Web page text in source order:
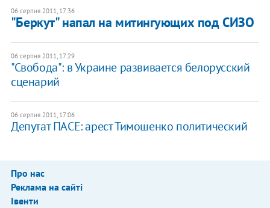
06 серпня 2011, 17:36
"Беркут" напал на митингующих под СИЗО
06 серпня 2011, 17:29
"Свобода": в Украине развивается белорусский
сценарий
06 серпня 2011, 17:06
Депутат ПАCЕ: арест Тимошенко политический
Про нас
Реклама на сайті
Івенти